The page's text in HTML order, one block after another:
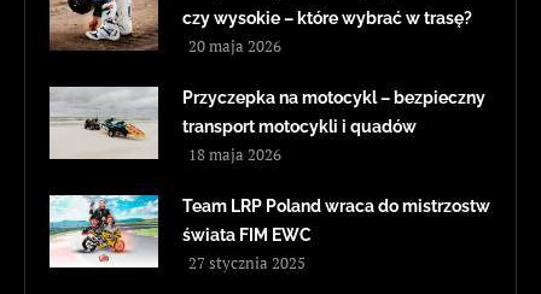
czy wysokie – które wybrać w trasę?
20 maja 2026
Przyczepka na motocykl – bezpieczny
transport motocykli i quadów
18 maja 2026
Team LRP Poland wraca do mistrzostw
świata FIM EWC
27 stycznia 2025